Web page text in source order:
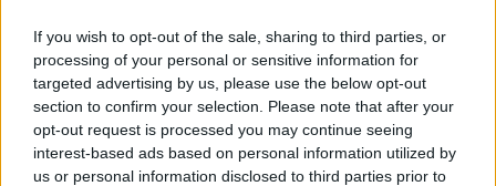
If you wish to opt-out of the sale, sharing to third parties, or
processing of your personal or sensitive information for
targeted advertising by us, please use the below opt-out
section to confirm your selection. Please note that after your
opt-out request is processed you may continue seeing
interest-based ads based on personal information utilized by
us or personal information disclosed to third parties prior to